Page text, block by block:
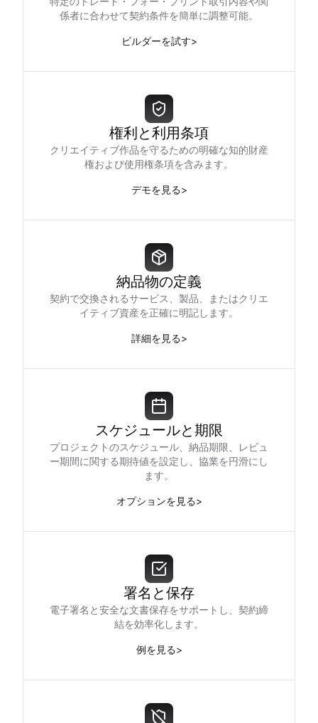
係者に合わせて契約条件を簡単に調整可能。
ビルダーを試す>
権利と利用条項
クリエイティブ作品を守るための明確な知的財産
権および使用権条項を含みます。
デモを見る>
納品物の定義
契約で交換されるサービス、製品、またはクリエ
イティブ資産を正確に明記します。
詳細を見る>
スケジュールと期限
プロジェクトのスケジュール、納品期限、レビュ
ー期間に関する期待値を設定し、協業を円滑にし
ます。
オプションを見る>
署名と保存
電子署名と安全な文書保存をサポートし、契約締
結を効率化します。
例を見る>